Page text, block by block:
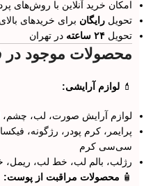
امکان خرید آنلاین با روش‌های
تحویل رایگان برای خریدهای بالای
تحویل ۲۴ ساعته در تهران
محصولات موجود در
💄 لوازم آرایشی:
لوازم آرایش صورت، لب، چشم،
پرایمر، کرم پودر، رژگونه،
سی‌سی کرم
رژلب، بالم لب، خط لب،
🧴 محصولات مراقبت از پوست: